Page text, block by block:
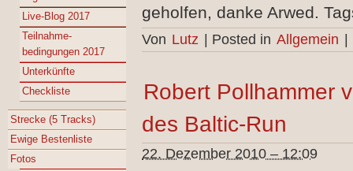
Live-Blog 2017
Teilnahme-
bedingungen 2017
Unterkünfte
Checkliste
Strecke (5 Tracks)
Ewige Bestenliste
Fotos
geholfen, danke Arwed.
Von Lutz Posted in Allgemein
Robert Pollhammer
des Baltic-Run
22. Dezember 2010 – 12:09